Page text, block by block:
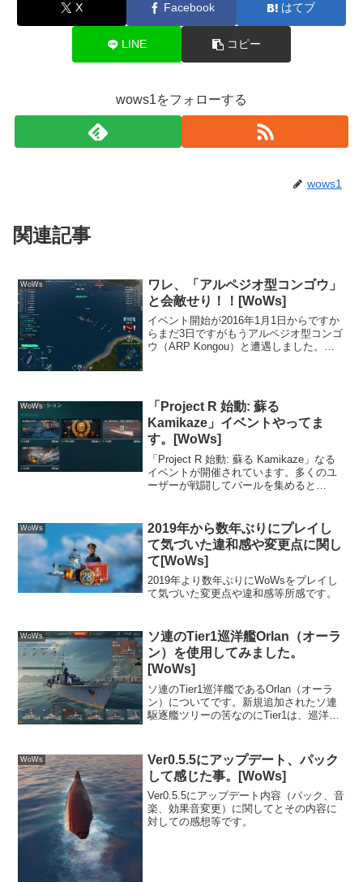
X Facebook はてブ
LINE コピー
wows1をフォローする
wows1
関連記事
WoWs
ワレ、「アルペジオ型コンゴウ」
と会敵せり！！[WoWs]
イベント開始が2016年1月1日からですか
らまだ3日ですがもうアルペジオ型コンゴ
ウ（ARP Kongou）と遭遇しました。マ
ジオか...
WoWs
「Project R 始動: 蘇る
Kamikaze」イベントやってま
す。[WoWs]
「Project R 始動: 蘇る Kamikaze」なる
イベントが開催されています。多くのユ
ーザーが戦闘してパールを集めると
ョン内容は、こんな感じ。今更Tie...
WoWs
2019年から数年ぶりにプレイし
て気づいた違和感や変更点に関し
て[WoWs]
2019年より数年ぶりにWoWsをプレイし
て気づいた変更点や違和感等所感です。
WoWs
ソ連のTier1巡洋艦Orlan（オーラ
ン）を使用してみました。
[WoWs]
ソ連のTier1巡洋艦であるOrlan（オーラ
ン）についてです。新規追加されたソ連
駆逐艦ツリーの筈なのにTier1は、巡洋艦
ほど性能差がないようにという配慮なの
で...
WoWs
Ver0.5.5にアップデート、パック
して感じた事。[WoWs]
Ver0.5.5にアップデート内容（パック、音
楽、効果音変更）に関してとその内容に
対しての感想等です。